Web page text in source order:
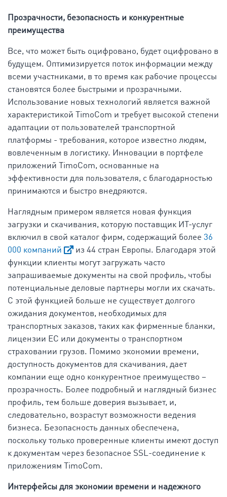
Прозрачности, безопасность и конкурентные
преимущества
Все, что может быть оцифровано, будет оцифровано в
будущем. Оптимизируется поток информации между
всеми участниками, в то время как рабочие процессы
становятся более быстрыми и прозрачными.
Использование новых технологий является важной
характеристикой TimoCom и требует высокой степени
адаптации от пользователей транспортной
платформы - требования, которое известно людям,
вовлеченным в логистику. Инновации в портфеле
приложений TimoCom, основанные на
эффективности для пользователя, с благодарностью
принимаются и быстро внедряются.
Наглядным примером является новая функция
загрузки и скачивания, которую поставщик ИТ-услуг
включил в свой каталог фирм, содержащий более 36
000 компаний
из 44 стран Европы. Благодаря этой
функции клиенты могут загружать часто
запрашиваемые документы на свой профиль, чтобы
потенциальные деловые партнеры могли их скачать.
С этой функцией больше не существует долгого
ожидания документов, необходимых для
транспортных заказов, таких как фирменные бланки,
лицензии ЕС или документы о транспортном
страховании грузов. Помимо экономии времени,
доступность документов для скачивания, дает
компании еще одно конкурентное преимущество –
прозрачность. Более подробный и наглядный бизнес
профиль, тем больше доверия вызывает, и,
следовательно, возрастут возможности ведения
бизнеса. Безопасность данных обеспечена,
поскольку только проверенные клиенты имеют доступ
к документам через безопасное SSL-соединение к
приложениям TimoCom.
Интерфейсы для экономии времени и надежного